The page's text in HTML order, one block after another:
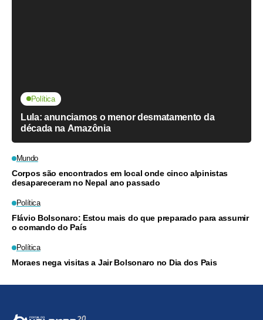
Política
Lula: anunciamos o menor desmatamento da
década na Amazônia
Mundo
Corpos são encontrados em local onde cinco alpinistas
desapareceram no Nepal ano passado
Política
Flávio Bolsonaro: Estou mais do que preparado para assumir
o comando do País
Política
Moraes nega visitas a Jair Bolsonaro no Dia dos Pais